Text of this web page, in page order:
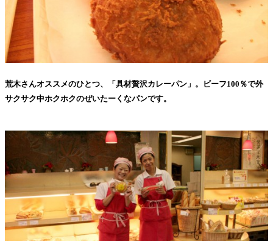
荒木さんオススメのひとつ、「具材贅沢カレーパン」。ビーフ100％で外
サクサク中ホクホクのぜいたーくなパンです。